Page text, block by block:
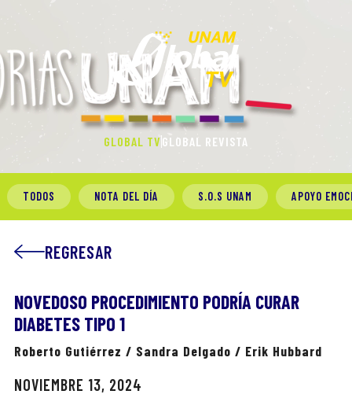
GLOBAL TV GLOBAL REVISTA
TODOS NOTA DEL DÍA S.O.S UNAM APOYO
REGRESAR
NOVEDOSO PROCEDIMIENTO PODRÍA CURAR
DIABETES TIPO 1
Roberto Gutiérrez / Sandra Delgado / Erik Hubbard
NOVIEMBRE 13, 2024